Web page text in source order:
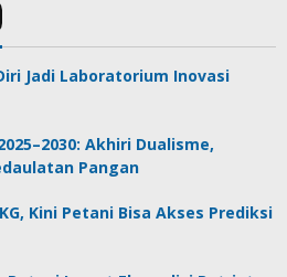
Jadi Laboratorium Inovasi
Akhiri Dualisme,
Pangan
Kini Petani Bisa Akses Prediksi